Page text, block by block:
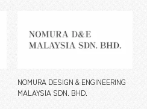
NOMURA DESIGN & ENGINEERING
MALAYSIA SDN. BHD.